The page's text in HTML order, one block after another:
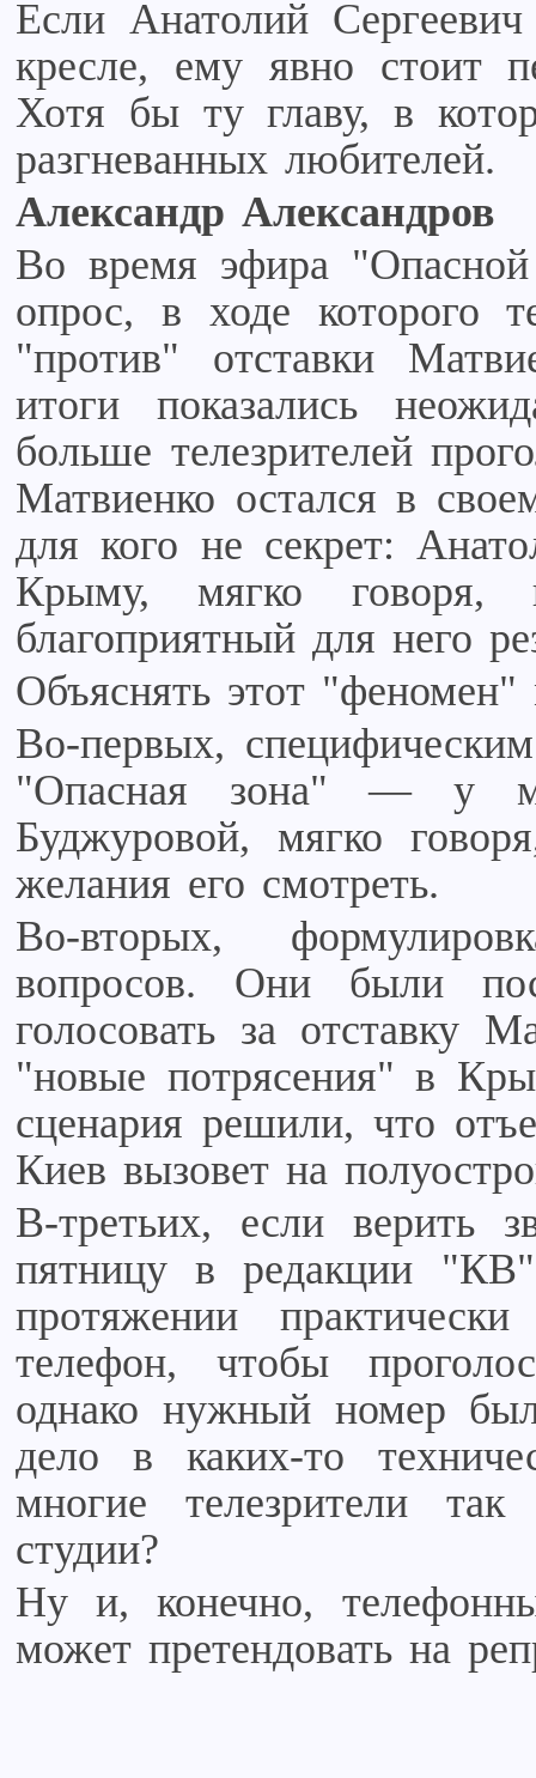
Если Анатолий
кресле, ему явно стоит
Хотя бы ту главу, в
разгневанных любителей.
Александр Александров
Во время эфира
опрос, в ходе которого
"против" отставки
итоги показались
больше телезрителей
Матвиенко остался в
для кого не секрет:
Крыму, мягко говоря,
благоприятный для него
Объяснять этот
Во-первых,
"Опасная зона" — у
Буджуровой, мягко
желания его смотреть.
Во-вторых,
вопросов. Они были
голосовать за отставку
"новые потрясения" в
сценария решили, что
Киев вызовет на
В-третьих, если верить
пятницу в редакции
протяжении
телефон, чтобы
однако нужный номер
дело в каких-то
многие телезрители
студии?
Ну и, конечно,
может претендовать на